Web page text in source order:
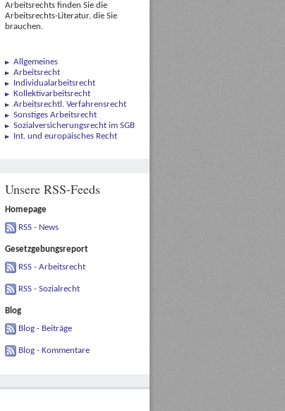
Arbeitsrechts finden Sie die
Arbeitsrechts-Literatur, die Sie
brauchen.
Allgemeines
Arbeitsrecht
Individualarbeitsrecht
Kollektivarbeitsrecht
Arbeitsrechtl. Verfahrensrecht
Sonstiges Arbeitsrecht
Sozialversicherungsrecht im SGB
Int. und europäisches Recht
Unsere RSS-Feeds
Homepage
RSS - News
Gesetzgebungsreport
RSS - Arbeitsrecht
RSS - Sozialrecht
Blog
Blog - Beiträge
Blog - Kommentare